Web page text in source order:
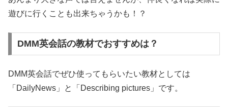
遊びに行くことも出来ちゃうかも！？
DMM英会話の教材でおすすめは？
DMM英会話でぜひ使ってもらいたい教材としては
「DailyNews」と「Describing pictures」です。